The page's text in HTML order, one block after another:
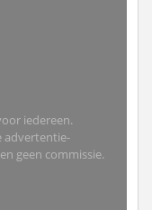
iedereen.
advertentie-
geen commissie.